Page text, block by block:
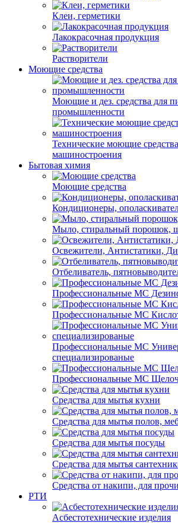
Клеи, герметики
Лакокрасочная продукция
Растворители
Моющие средства
Моющие и дез. средства для
промышленности
Технические моющие
машиностроения
Бытовая химия
Моющие средства
Кондиционеры,
Мыло, стиральный порошок,
Освежители, Антистатики,
Отбеливатель,
Профессиональные МС
Профессиональные МС
Профессиональные МС
специализированые
Профессиональные МС
Средства для мытья кухни
Средства для мытья полов,
Средства для мытья посуды
Средства для мытья
Средства от накипи, для
РТИ
Асбестотехнические изделия